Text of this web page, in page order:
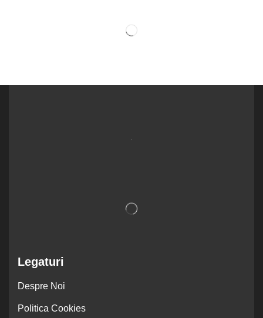
.
Legaturi
Despre Noi
Politica Cookies